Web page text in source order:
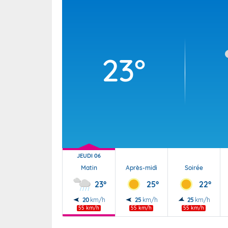
23°
JEUDI 06
Matin
23°
20 km/h
55 km/h
Après-midi
25°
25 km/h
55 km/h
Soirée
22°
25 km/h
55 km/h
Moins arrosé et un peu plus chaud